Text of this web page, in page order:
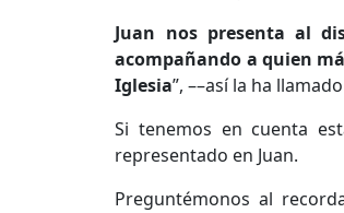
Juan nos presenta al
acompañando a quien
Iglesia”, ––así la ha
Si tenemos en cuenta
representado en Juan.
Preguntémonos al